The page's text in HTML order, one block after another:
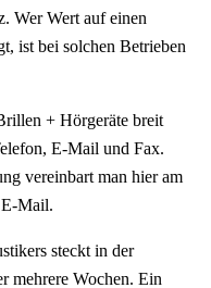
Wer Wert auf einen
ist bei solchen Betrieben
+ Hörgeräte breit
E-Mail und Fax.
vereinbart man hier am
E-Mail.
steckt in der
mehrere Wochen. Ein